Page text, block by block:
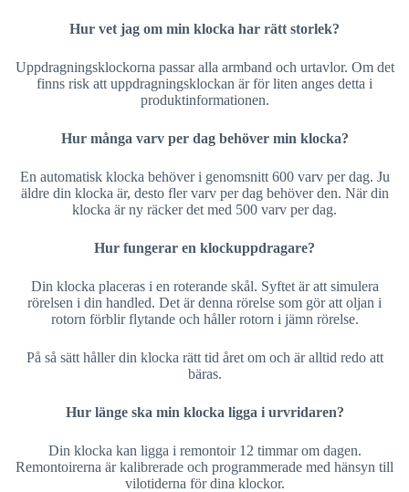
Hur vet jag om min klocka har rätt storlek?
Uppdragningsklockorna passar alla armband och urtavlor. Om det
finns risk att uppdragningsklockan är för liten anges detta i
produktinformationen.
Hur många varv per dag behöver min klocka?
En automatisk klocka behöver i genomsnitt 600 varv per dag. Ju
äldre din klocka är, desto fler varv per dag behöver den. När din
klocka är ny räcker det med 500 varv per dag.
Hur fungerar en klockuppdragare?
Din klocka placeras i en roterande skål. Syftet är att simulera
rörelsen i din handled. Det är denna rörelse som gör att oljan i
rotorn förblir flytande och håller rotorn i jämn rörelse.
På så sätt håller din klocka rätt tid året om och är alltid redo att
bäras.
Hur länge ska min klocka ligga i urvridaren?
Din klocka kan ligga i remontoir 12 timmar om dagen.
Remontoirerna är kalibrerade och programmerade med hänsyn till
vilotiderna för dina klockor.